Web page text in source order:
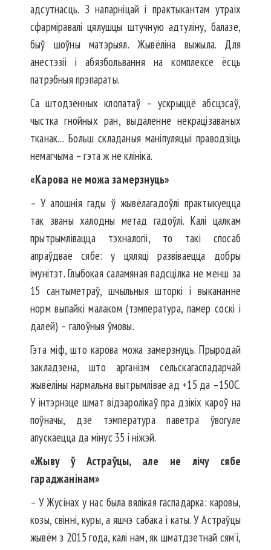
адсутнасць. З напарніцай і практыкантам утраіх
сфарміравалі цялушцы штучную адтуліну, балазе,
быў шоўны матэрыял. Жывёліна выжыла. Для
анестэзіі і абязбольвання на комплексе ёсць
патрэбныя прэпараты.
Са штодзённых клопатаў – ускрыццё абсцэсаў,
чыстка гной­­ных ран, выдаленне некра­ціза­ваных
тканак… Больш складаныя маніпуляцыі право­дзіць
немагчыма – гэта ж не клініка.
«Карова не можа замерзнуць»
– У апошнія гады ў жывё­ла­гадоўлі практыкуецца
так званы халодны метад гадоўлі. Калі цалкам
прытрымлівацца тэхналогіі, то такі спосаб
апраўдвае сябе: у цяляці развіваецца доб­ры
імунітэт. Глыбокая саламя­ная падсцілка не менш за
15 санты­метраў, шчыльныя штор­­­кі і выкананне
норм в­ыпайкі ма­ла­ком (тэмпература, памер соскі і
далей) – галоўныя ўмовы.
Гэта міф, што карова можа замерзнуць. Прыродай
закла­дзена, што арганізм сельскагаспадарчай
жывёліны нармальна вытрымлівае ад +15 да –150С.
У інтэрнэце шмат відэаролікаў пра дзікіх кароў на
поўначы, дзе тэмпература паветра ўвогуле
апускаецца да мінус 35 і ніжэй.
«Жыву ў Астраўцы, але не лічу сябе
гараджанінам»
– У Жусінах у нас была вялікая гаспадарка: каровы,
козы, свінні, куры, а яшчэ сабака і каты. У Астраўцы
жывём з 2015 года, калі нам, як шматдзетнай сям’і,